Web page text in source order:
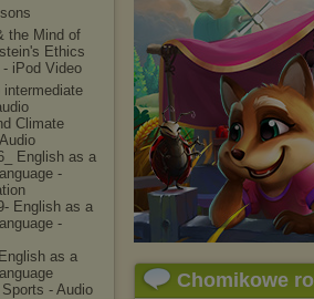
the Mind of
Ethics
- iPod Video
intermediate
Climate
English as a
-
English as a
-
as a
- Audio
Chomikowe